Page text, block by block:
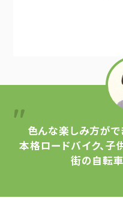
色んな楽しみ方がで
本格ロードバイク、子
街の自転車